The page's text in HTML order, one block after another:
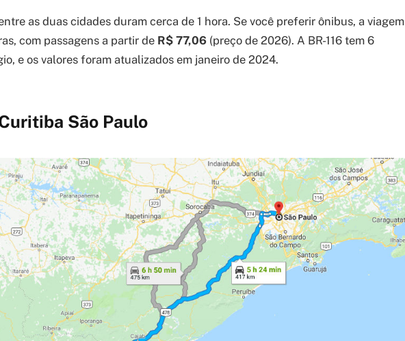
as duas cidades duram cerca de 1 hora. Se você preferir ônibus, a viagem
com passagens a partir de R$ 77,06 (preço de 2026). A BR-116 tem 6
e os valores foram atualizados em janeiro de 2024.
São Paulo